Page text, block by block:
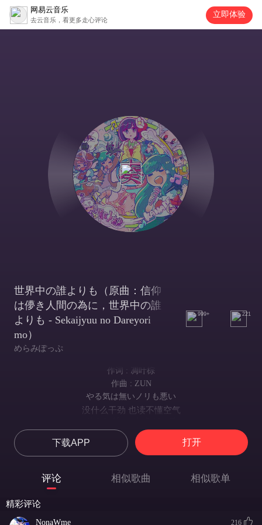
网易云音乐
去云音乐，看更多走心评论
立即体验
世界中の誰よりも（原曲：信仰
は儚き人間の為に，世界中の誰
よりも - Sekaijyuu no Dareyori
mo）
めらみぽっぷ
999+ 221
作词 : 凋叶棕
作曲 : ZUN
やる気は無いノリも悪い
没什么干劲 也读不懂空气
这种慵懒的时间里
君の声聞きたくなるよ
就会尤其想 听到你的声音
怎么说呢
下载APP 打开
评论 相似歌曲 相似歌单
精彩评论
NonaWme 216